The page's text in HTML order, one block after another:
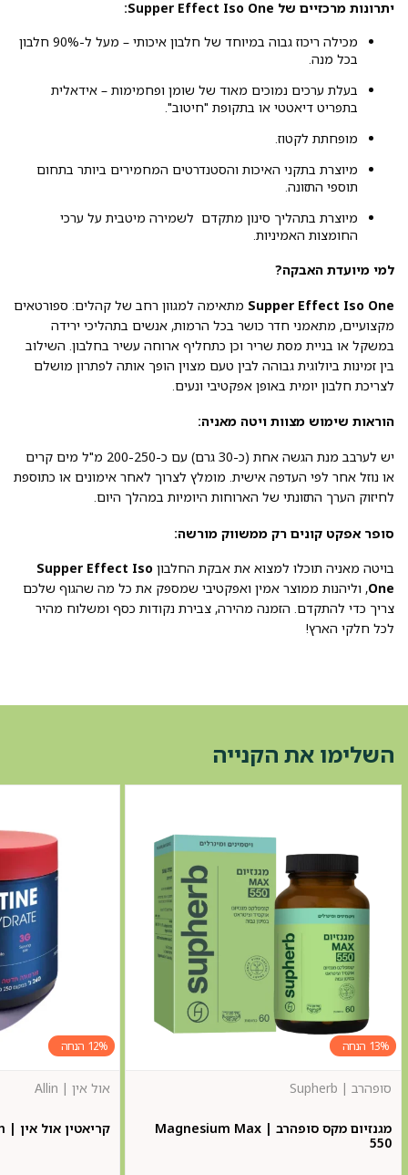
יתרונות מרכזיים של Supper Effect Iso One:
מכילה ריכוז גבוה במיוחד של חלבון איכותי – מעל ל-90% חלבון
בכל מנה.
בעלת ערכים נמוכים מאוד של שומן ופחמימות – אידאלית
בתפריט דיאטטי או בתקופת "חיטוב".
מופחתת לקטוז.
מיוצרת בתקני האיכות והסטנדרטים המחמירים ביותר בתחום
תוספי התזונה.
מיוצרת בתהליך סינון מתקדם לשמירה מיטבית על ערכי
החומצות האמיניות.
למי מיועדת האבקה?
Supper Effect Iso One מתאימה למגוון רחב של קהלים: ספורטאים
מקצועיים, מתאמני חדר כושר בכל הרמות, אנשים בתהליכי ירידה
במשקל או בניית מסת שריר וכן כתחליף ארוחה עשיר בחלבון. השילוב
בין זמינות ביולוגית גבוהה לבין טעם מצוין הופך אותה לפתרון מושלם
לצריכת חלבון יומית באופן אפקטיבי ונעים.
הוראות שימוש מצוות ויטה מאניה:
יש לערבב מנת הגשה אחת (כ-30 גרם) עם כ-200-250 מ"ל מים קרים
או נוזל אחר לפי העדפה אישית. מומלץ לצרוך לאחר אימונים או כתוספת
לחיזוק הערך התזונתי של הארוחות היומיות במהלך היום.
סופר אפקט קונים רק ממשווק מורשה:
בויטה מאניה תוכלו למצוא את אבקת החלבון Supper Effect Iso
One, וליהנות ממוצר אמין ואפקטיבי שמספק את כל מה שהגוף שלכם
צריך כדי להתקדם. הזמנה מהירה, צבירת נקודות כסף ומשלוח מהיר
לכל חלקי הארץ!
השלימו את הקנייה
13%
מגנזיום מקס סופהרב | Magnesium Max
550
סופהרב | Supherb
12%
קריאטין אול אין | Allin
אול אין | Allin